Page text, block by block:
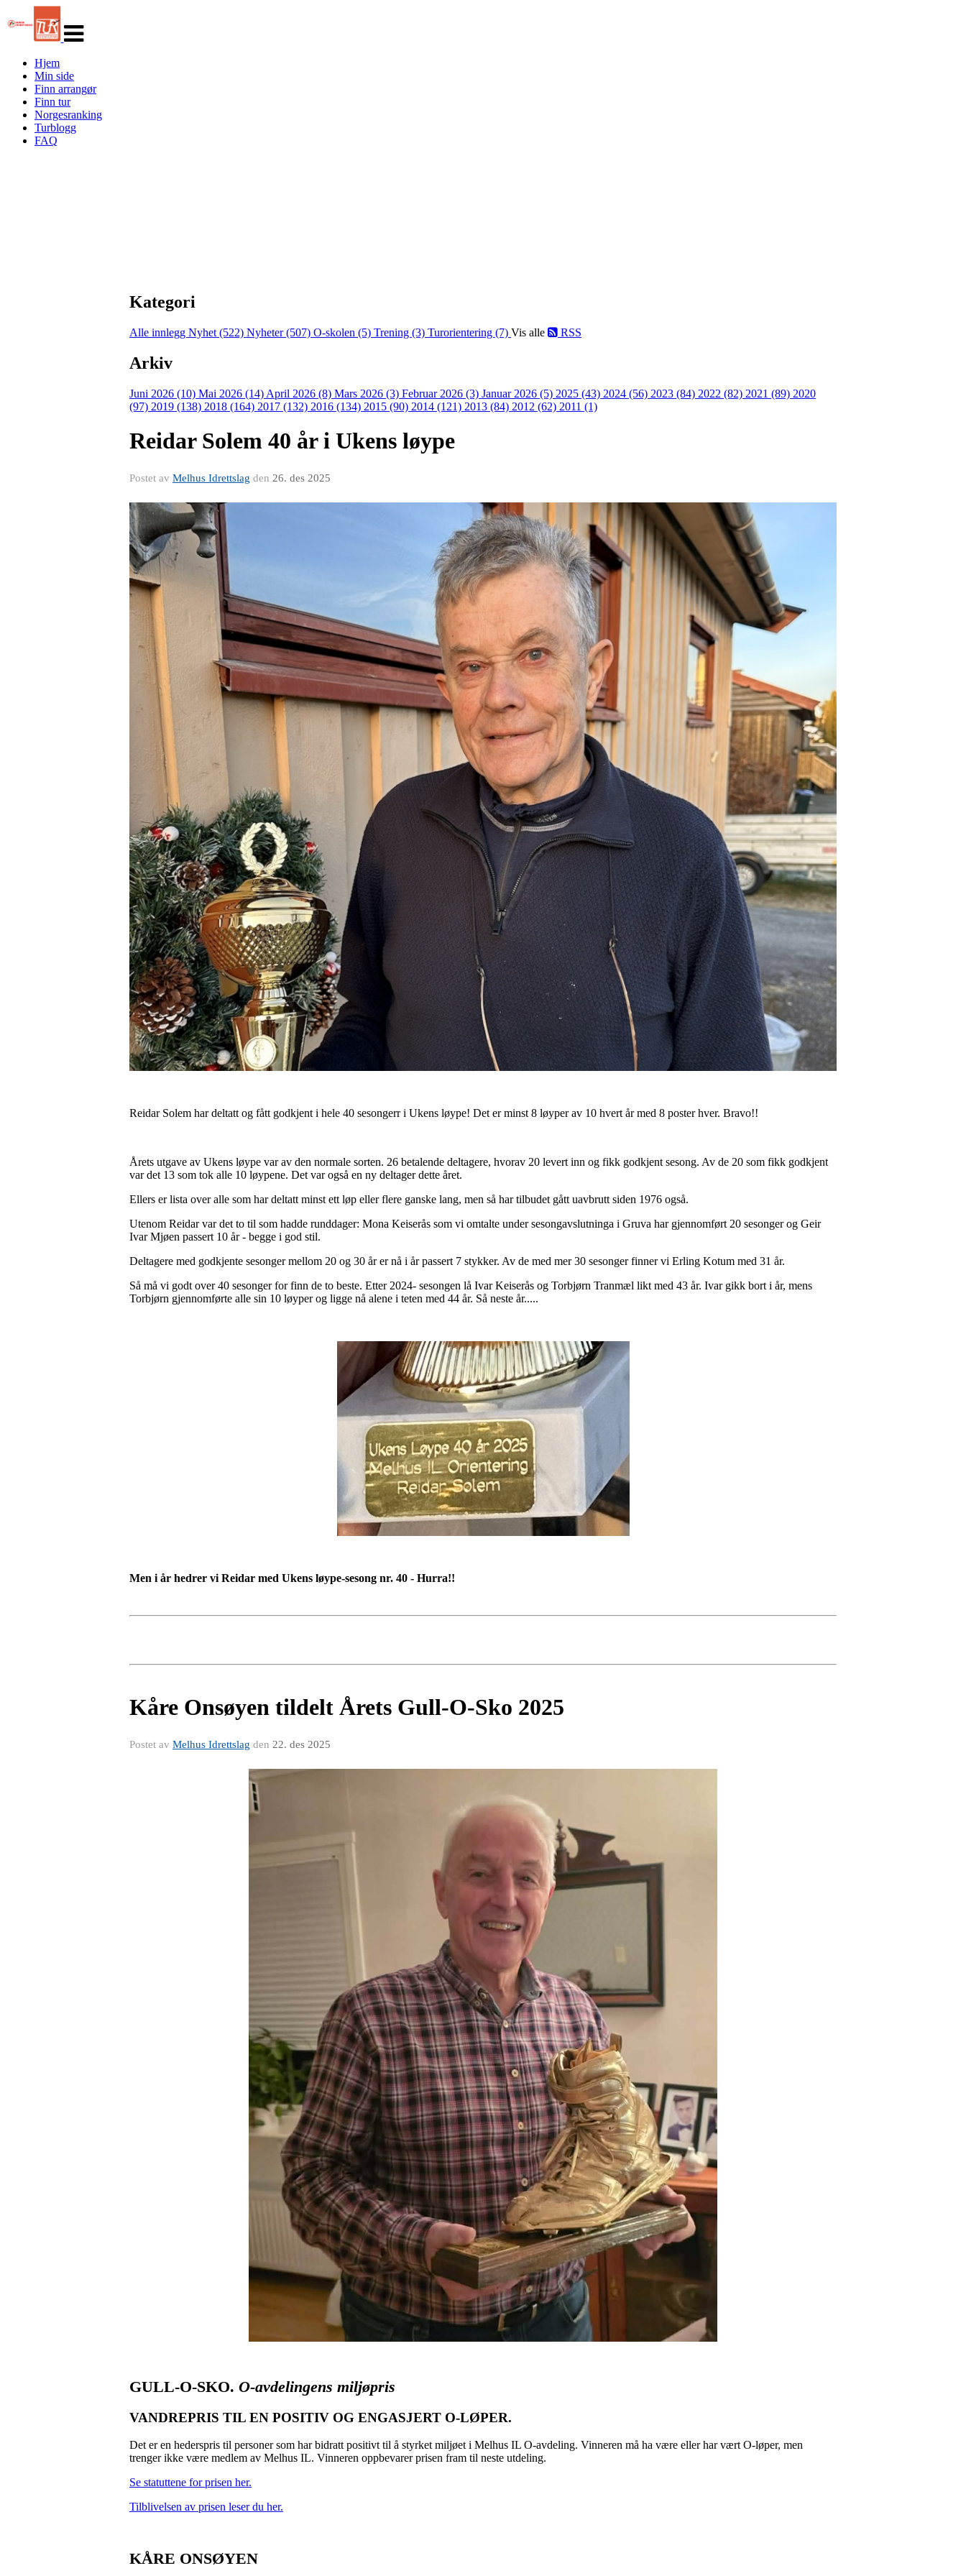
navigasjon
Hjem
Min side
Finn arrangør
Finn tur
Norgesranking
Turblogg
FAQ
Kategori
Alle innlegg Nyhet (522) Nyheter (507) O-skolen (5) Trening (3) Turorientering (7) Vis alle RSS
Arkiv
Juni 2026 (10) Mai 2026 (14) April 2026 (8) Mars 2026 (3) Februar 2026 (3) Januar 2026 (5) 2025 (43) 2024 (56) 2023 (84) 2022 (82) 2021 (89) 2020
(97) 2019 (138) 2018 (164) 2017 (132) 2016 (134) 2015 (90) 2014 (121) 2013 (84) 2012 (62) 2011 (1)
Reidar Solem 40 år i Ukens løype
Postet av Melhus Idrettslag den 26. des 2025
Reidar Solem har deltatt og fått godkjent i hele 40 sesongerr i Ukens løype! Det er minst 8 løyper av 10 hvert år med 8 poster hver. Bravo!!
Årets utgave av Ukens løype var av den normale sorten. 26 betalende deltagere, hvorav 20 levert inn og fikk godkjent sesong. Av de 20 som fikk godkjent
var det 13 som tok alle 10 løypene. Det var også en ny deltager dette året.
Ellers er lista over alle som har deltatt minst ett løp eller flere ganske lang, men så har tilbudet gått uavbrutt siden 1976 også.
Utenom Reidar var det to til som hadde runddager: Mona Keiserås som vi omtalte under sesongavslutninga i Gruva har gjennomført 20 sesonger og Geir
Ivar Mjøen passert 10 år - begge i god stil.
Deltagere med godkjente sesonger mellom 20 og 30 år er nå i år passert 7 stykker. Av de med mer 30 sesonger finner vi Erling Kotum med 31 år.
Så må vi godt over 40 sesonger for finn de to beste. Etter 2024- sesongen lå Ivar Keiserås og Torbjørn Tranmæl likt med 43 år. Ivar gikk bort i år, mens
Torbjørn gjennomførte alle sin 10 løyper og ligge nå alene i teten med 44 år. Så neste år.....
Men i år hedrer vi Reidar med Ukens løype-sesong nr. 40 - Hurra!!
Kåre Onsøyen tildelt Årets Gull-O-Sko 2025
Postet av Melhus Idrettslag den 22. des 2025
GULL-O-SKO. O-avdelingens miljøpris
VANDREPRIS TIL EN POSITIV OG ENGASJERT O-LØPER.
Det er en hederspris til personer som har bidratt positivt til å styrket miljøet i Melhus IL O-avdeling. Vinneren må ha være eller har vært O-løper, men
trenger ikke være medlem av Melhus IL. Vinneren oppbevarer prisen fram til neste utdeling.
Se statuttene for prisen her.
Tilblivelsen av prisen leser du her.
KÅRE ONSØYEN